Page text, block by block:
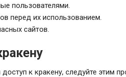
пользователями.
перед их использованием.
сайтов.
к кракену, следуйте этим